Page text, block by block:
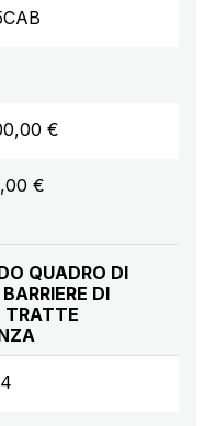
€
€
QUADRO DI
DI
TRATTE